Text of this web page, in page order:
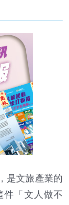
是文旅產業的
件「文人做不